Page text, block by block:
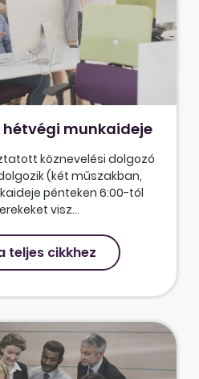
munkaideje
köznevelési dolgozó
(két műszakban,
pénteken 6:00-tól
visz...
teljes cikkhez